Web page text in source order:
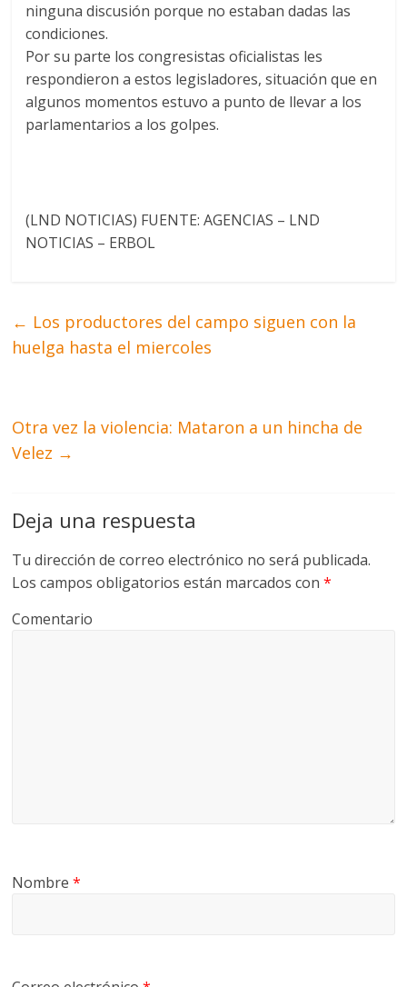
ninguna discusión porque no estaban dadas las
condiciones.
Por su parte los congresistas oficialistas les
respondieron a estos legisladores, situación que en
algunos momentos estuvo a punto de llevar a los
parlamentarios a los golpes.
(LND NOTICIAS) FUENTE: AGENCIAS – LND
NOTICIAS – ERBOL
← Los productores del campo siguen con la
huelga hasta el miercoles
Otra vez la violencia: Mataron a un hincha de
Velez →
Deja una respuesta
Tu dirección de correo electrónico no será publicada.
Los campos obligatorios están marcados con*
Comentario
Nombre*